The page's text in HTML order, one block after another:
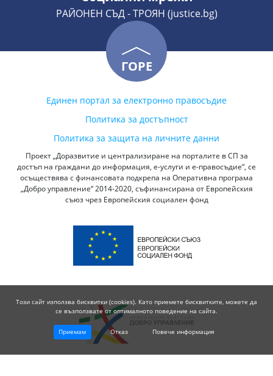
РАЙОНЕН СЪД - ТРОЯН (justice.bg)
ГОРЕ
Единен портал за електронно правосъдие
Политика за достъпност
Политика за защита на личните данни
Проект „Доразвитие и централизиране на порталите в СП за
достъп на граждани до информация, е-услуги и е-правосъдие“, се
осъществява с финансовата подкрепа на Оперативна програма
„Добро управление“ 2014-2020, съфинансирана от Европейския
съюз чрез Европейския социален фонд
Този сайт използва бисквитки (cookies). Като приемете бисквитките, можете да
се възползвате от оптималното поведение на сайта.
Приемам Отказ Повече информация